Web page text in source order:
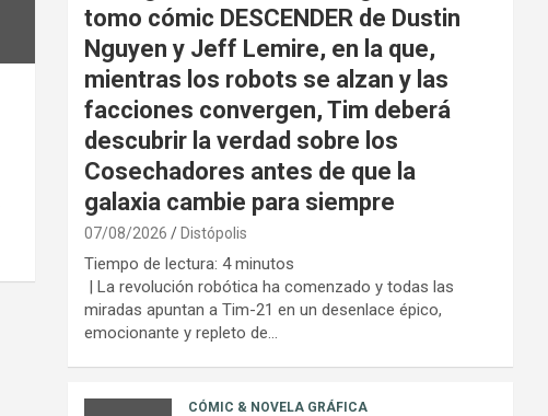
tomo cómic DESCENDER de Dustin
Nguyen y Jeff Lemire, en la que,
mientras los robots se alzan y las
facciones convergen, Tim deberá
descubrir la verdad sobre los
Cosechadores antes de que la
galaxia cambie para siempre
07/08/2026 Distópolis
Tiempo de lectura: 4 minutos
| La revolución robótica ha comenzado y todas las
miradas apuntan a Tim-21 en un desenlace épico,
emocionante y repleto de…
CÓMIC & NOVELA GRÁFICA